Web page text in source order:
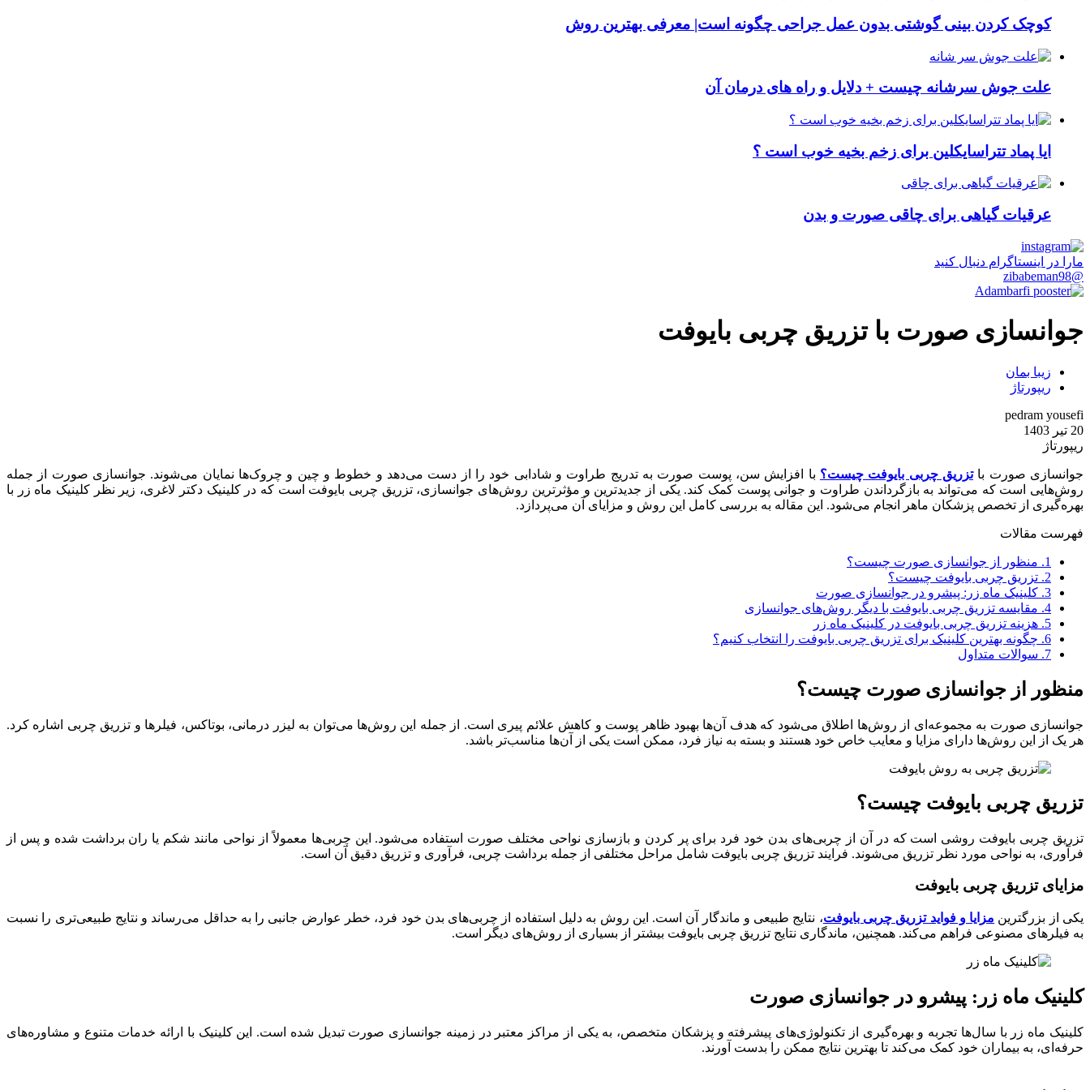
کوچک کردن بینی گوشتی بدون عمل جراحی چگونه است| معرفی بهترین روش
علت جوش سرشانه چیست + دلایل و راه های درمان آن
ایا پماد تتراسایکلین برای زخم بخیه خوب است ؟
عرقیات گیاهی برای چاقی صورت و بدن
مارا در اینستاگرام دنبال کنید
@zibabeman98
جوانسازی صورت با تزریق چربی بایوفت
زیبا بمان
ریپورتاژ
pedram yousefi
20 تیر 1403
ریپورتاژ
جوانسازی صورت باتزریق چربی بایوفت چیست؟ با افزایش سن، پوست صورت به تدریج طراوت و شادابی خود را از دست می‌دهد و خطوط و چین و چروک‌ها نمایان می‌شوند. جوانسازی صورت از جمله
روش‌هایی است که می‌تواند به بازگرداندن طراوت و جوانی پوست کمک کند. یکی از جدیدترین و مؤثرترین روش‌های جوانسازی، تزریق چربی بایوفت است که در کلینیک دکتر لاغری، زیر نظر کلینیک ماه زر با
بهره‌گیری از تخصص پزشکان ماهر انجام می‌شود. این مقاله به بررسی کامل این روش و مزایای آن می‌پردازد.
فهرست مقالات
1. منظور از جوانسازی صورت چیست؟
2. تزریق چربی بایوفت چیست؟
3. کلینیک ماه زر: پیشرو در جوانسازی صورت
4. مقایسه تزریق چربی بایوفت با دیگر روش‌های جوانسازی
5. هزینه تزریق چربی بایوفت در کلینیک ماه زر
6. چگونه بهترین کلینیک برای تزریق چربی بایوفت را انتخاب کنیم؟
7. سوالات متداول
منظور از جوانسازی صورت چیست؟
جوانسازی صورت به مجموعه‌ای از روش‌ها اطلاق می‌شود که هدف آن‌ها بهبود ظاهر پوست و کاهش علائم پیری است. از جمله این روش‌ها می‌توان به لیزر درمانی، بوتاکس، فیلرها و تزریق چربی اشاره کرد.
هر یک از این روش‌ها دارای مزایا و معایب خاص خود هستند و بسته به نیاز فرد، ممکن است یکی از آن‌ها مناسب‌تر باشد.
تزریق چربی بایوفت چیست؟
تزریق چربی بایوفت روشی است که در آن از چربی‌های بدن خود فرد برای پر کردن و بازسازی نواحی مختلف صورت استفاده می‌شود. این چربی‌ها معمولاً از نواحی مانند شکم یا ران برداشت شده و پس از
فرآوری، به نواحی مورد نظر تزریق می‌شوند. فرایند تزریق چربی بایوفت شامل مراحل مختلفی از جمله برداشت چربی، فرآوری و تزریق دقیق آن است.
مزایای تزریق چربی بایوفت
یکی از بزرگترین مزایا و فواید تزریق چربی بایوفت، نتایج طبیعی و ماندگار آن است. این روش به دلیل استفاده از چربی‌های بدن خود فرد، خطر عوارض جانبی را به حداقل می‌رساند و نتایج طبیعی‌تری را نسبت
به فیلرهای مصنوعی فراهم می‌کند. همچنین، ماندگاری نتایج تزریق چربی بایوفت بیشتر از بسیاری از روش‌های دیگر است.
کلینیک ماه زر: پیشرو در جوانسازی صورت
کلینیک ماه زر با سال‌ها تجربه و بهره‌گیری از تکنولوژی‌های پیشرفته و پزشکان متخصص، به یکی از مراکز معتبر در زمینه جوانسازی صورت تبدیل شده است. این کلینیک با ارائه خدمات متنوع و مشاوره‌های
حرفه‌ای، به بیماران خود کمک می‌کند تا بهترین نتایج ممکن را بدست آورند.